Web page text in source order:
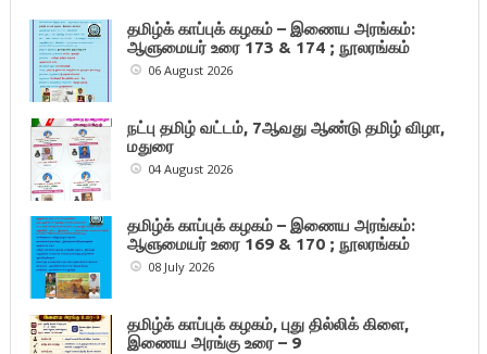
தமிழ்க் காப்புக் கழகம் – இணைய அரங்கம்:
ஆளுமையர் உரை 173 & 174 ; நூலரங்கம்
06 August 2026
நட்பு தமிழ் வட்டம், 7ஆவது ஆண்டு தமிழ் விழா,
மதுரை
04 August 2026
தமிழ்க் காப்புக் கழகம் – இணைய அரங்கம்:
ஆளுமையர் உரை 169 & 170 ; நூலரங்கம்
08 July 2026
தமிழ்க் காப்புக் கழகம், புது தில்லிக் கிளை,
இணைய அரங்கு உரை – 9